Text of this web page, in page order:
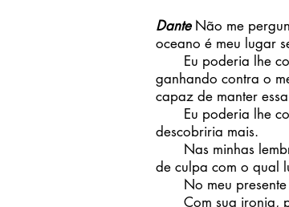
Dante Não me
oceano é meu lugar
Eu poderia lhe
ganhando contra o
capaz de manter
Eu poderia lhe
descobriria mais.
Nas minhas
de culpa com o qual
No meu presente
Com sua ironia,